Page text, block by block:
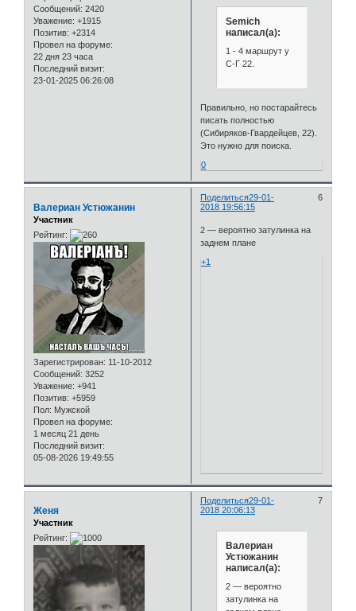
Сообщений: 2420
Уважение: +1915
Позитив: +2314
Провел на форуме:
22 дня 23 часа
Последний визит:
23-01-2025 06:26:08
Semich
написал(а):
1 - 4 маршрут у
С-Г 22.
Правильно, но постарайтесь
писать полностью
(Сибиряков-Гвардейцев, 22).
Это нужно для поиска.
0
Поделиться 6
29-01-
2018 19:56:15
Валериан Устюжанин
Участник
Рейтинг:
Зарегистрирован: 11-10-2012
Сообщений: 3252
Уважение: +941
Позитив: +5959
Пол: Мужской
Провел на форуме:
1 месяц 21 день
Последний визит:
05-08-2026 19:49:55
2 — вероятно затулинка на
заднем плане
+1
Поделиться 7
29-01-
2018 20:06:13
Женя
Участник
Рейтинг:
Валериан
Устюжанин
написал(а):
2 — вероятно
затулинка на